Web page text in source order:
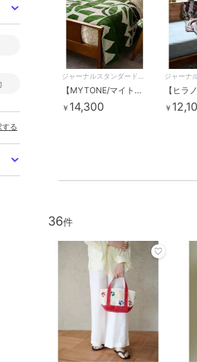
する
【MYTONE/マイトン】JSF別注 BLANKET ブランケット
￥ 14,300 ￥
36